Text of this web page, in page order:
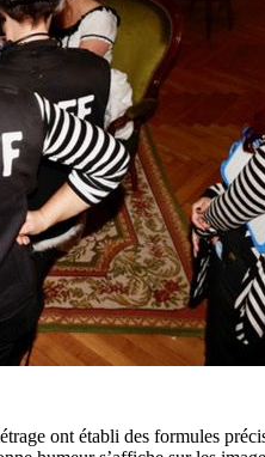
ont établi des formules